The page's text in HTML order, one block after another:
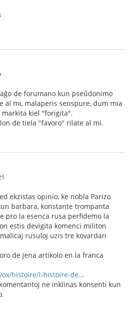
de forumano kun pseŭdonimo
al mi, malaperis senspure, dum mia
markita kiel "forigita".
de tiela "favoro" rilate al mi.
ekzistas opinio, ke nobla Parizo
barbara, konstante trompanta
pro la esenca rusa perfidemo la
estis devigita komenci militon
rusuloj uzis tre kovardan
de jena artikolo en la franca
histoire/l-histoire-de...
ne inklinas konsenti kun